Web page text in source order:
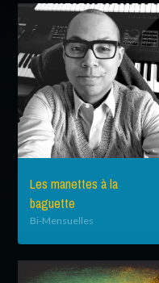
Les manettes à la
baguette
Bi-Mensuelles